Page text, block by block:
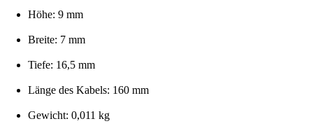
Höhe: 9 mm
Breite: 7 mm
Tiefe: 16,5 mm
Länge des Kabels: 160 mm
Gewicht: 0,011 kg